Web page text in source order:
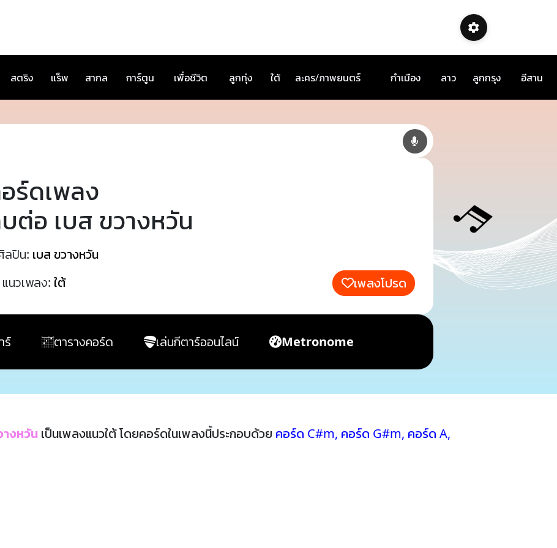
สตริง แร็พ สากล การ์ตูน เพื่อชีวิต ลูกทุ่ง ใต้ ละคร/ภาพยนตร์ กำเมือง ลาว ลูกกรุง อีสาน
ร์ดเพลง
ต่อ เบส ขวางหวัน
ลปิน: เบส ขวางหวัน
แนวเพลง: ใต้ เพลงโปรด
ร์ ตารางคอร์ด เล่นกีตาร์ออนไลน์ Metronome
างหวัน เป็นเพลงแนวใต้ โดยคอร์ดในเพลงนี้ประกอบด้วย คอร์ด C#m, คอร์ด G#m, คอร์ด A,